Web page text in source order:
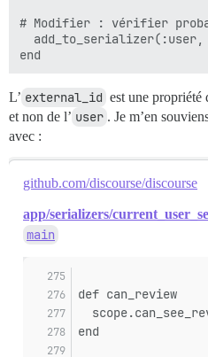
# Modifier : vérifier
L’ external_id est une propriété
et non de l’ user . Je m’en
avec :
github.com/discourse/discourse
app/serializers/
main
def can_review
end